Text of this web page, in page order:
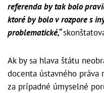
referenda by tak bolo
ktoré by bolo v rozpore s
problematické,“
Ak by sa hlava štátu
docenta ústavného
za prípadné úmyselné